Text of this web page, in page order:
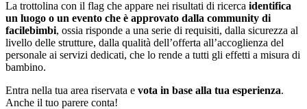
La trottolina con il flag che appare nei risultati di ricerca identifica
un luogo o un evento che è approvato dalla community di
facilebimbi, ossia risponde a una serie di requisiti, dalla sicurezza al
livello delle strutture, dalla qualità dell’offerta all’accoglienza del
personale ai servizi dedicati, che lo rende a tutti gli effetti a misura di
bambino.
Entra nella tua area riservata e vota in base alla tua esperienza.
Anche il tuo parere conta!